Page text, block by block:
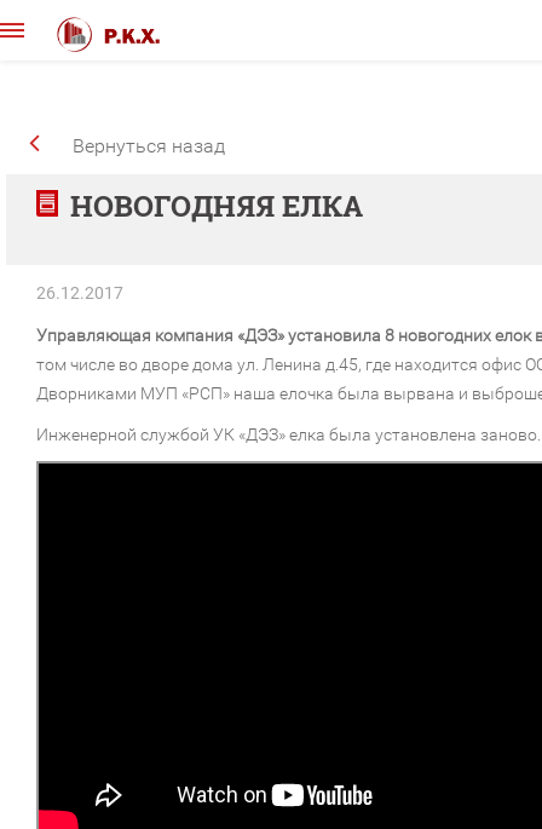
Вернуться назад
НОВОГОДНЯЯ ЕЛКА
26.12.2017
Управляющая компания «ДЭЗ» установила 8 новогодних елок
том числе во дворе дома ул. Ленина д.45, где находится офис
Дворниками МУП «РСП» наша елочка была вырвана и
Инженерной службой УК «ДЭЗ» елка была установлена заново.